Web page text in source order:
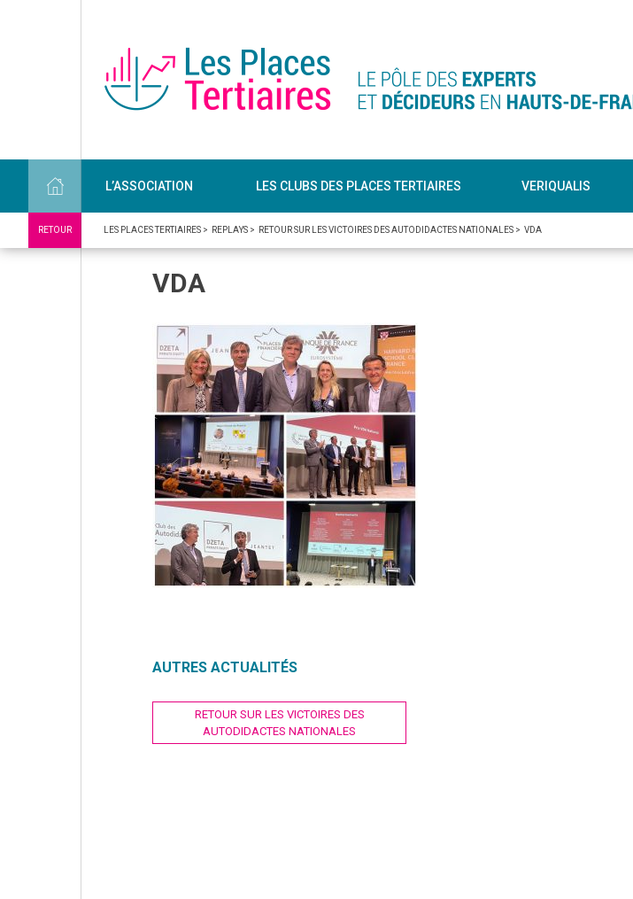
L’ASSOCIATION LES CLUBS DES PLACES TERTIAIRES VERIQUALIS
RETOUR LES PLACES TERTIAIRES > REPLAYS > RETOUR SUR LES VICTOIRES DES AUTODIDACTES NATIONALES > VDA
VDA
AUTRES ACTUALITÉS
Navigation
de
RETOUR SUR LES VICTOIRES DES
AUTODIDACTES NATIONALES